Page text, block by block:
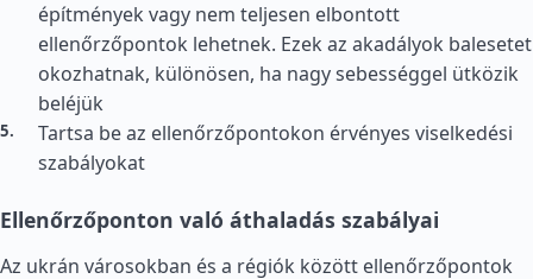
építmények vagy nem teljesen elbontott
ellenőrzőpontok lehetnek. Ezek az akadályok balesetet
okozhatnak, különösen, ha nagy sebességgel ütközik
beléjük
Tartsa be az ellenőrzőpontokon érvényes viselkedési
szabályokat
Ellenőrzőponton való áthaladás szabályai
Az ukrán városokban és a régiók között ellenőrzőpontok